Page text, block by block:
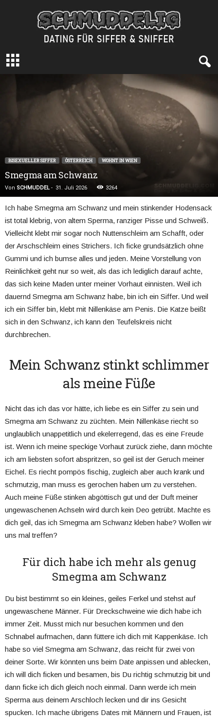
m
BISEXUELLER SIFFER ÖSTERREICH WOHNT IN WIEN
Smegma am Schwanz
Von SCHMUDDEL- 31. Juli 2026 3264
Ich habe Smegma am Schwanz und mein stinkender Hodensack
ist total klebrig, von altem Sperma, ranziger Pisse und Schweiß.
Vielleicht klebt mir sogar noch Nuttenschleim am Schafft, oder
der Arschschleim eines Strichers. Ich ficke grundsätzlich ohne
Gummi und ich bumse alles und jeden. Meine Vorstellung von
Reinlichkeit geht nur so weit, als das ich lediglich darauf achte,
das sich keine Maden unter meiner Vorhaut einnisten. Weil ich
dauernd Smegma am Schwanz habe, bin ich ein Siffer. Und weil
ich ein Siffer bin, klebt mit Nillenkäse am Penis. Die Katze beißt
sich in den Schwanz, ich kann den Teufelskreis nicht
durchbrechen.
Mein Schwanz stinkt schlimmer
als meine Füße
Nicht das ich das vor hätte, ich liebe es ein Siffer zu sein und
Smegma am Schwanz zu züchten. Mein Nillenkäse riecht so
unglaublich unappetitlich und ekelerregend, das es eine Freude
ist. Wenn ich meine speckige Vorhaut zurück ziehe, dann möchte
ich am liebsten sofort abspritzen, so geil ist der Geruch meiner
Eichel. Es riecht pompös fischig, zugleich aber auch krank und
schmutzig, man muss es gerochen haben um zu verstehen.
Auch meine Füße stinken abgöttisch gut und der Duft meiner
ungewaschenen Achseln wird durch kein Deo getrübt. Machte es
dich geil, das ich Smegma am Schwanz kleben habe? Wollen wir
uns mal treffen?
Für dich habe ich mehr als genug
Smegma am Schwanz
Du bist bestimmt so ein kleines, geiles Ferkel und stehst auf
ungewaschene Männer. Für Dreckschweine wie dich habe ich
immer Zeit. Musst mich nur besuchen kommen und den
Schnabel aufmachen, dann füttere ich dich mit Kappenkäse. Ich
habe so viel Smegma am Schwanz, das reicht für zwei von
deiner Sorte. Wir könnten uns beim Date anpissen und ablecken,
ich will dich ficken und besamen, bis Du richtig schmutzig bit und
dann ficke ich dich gleich noch einmal. Dann werde ich mein
Sperma aus deinem Arschloch lecken und dir ins Gesicht
spucken. Ich mache übrigens Dates mit Männern und Frauen, ist